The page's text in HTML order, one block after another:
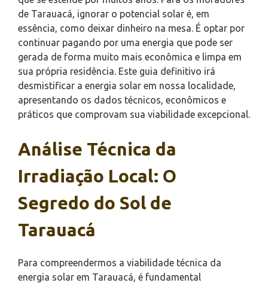
de Tarauacá, ignorar o potencial solar é, em
essência, como deixar dinheiro na mesa. É optar por
continuar pagando por uma energia que pode ser
gerada de forma muito mais econômica e limpa em
sua própria residência. Este guia definitivo irá
desmistificar a energia solar em nossa localidade,
apresentando os dados técnicos, econômicos e
práticos que comprovam sua viabilidade excepcional.
Análise Técnica da
Irradiação Local: O
Segredo do Sol de
Tarauacá
Para compreendermos a viabilidade técnica da
energia solar em Tarauacá, é fundamental